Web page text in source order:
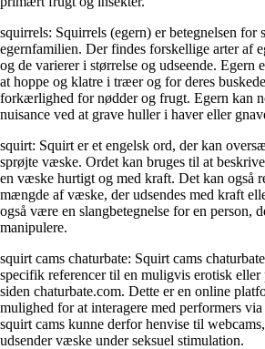
squirrels: Squirrels (egern) er betegnelsen for
egernfamilien. Der findes forskellige arter af
og de varierer i størrelse og udseende. Egern
at hoppe og klatre i træer og for deres
forkærlighed for nødder og frugt. Egern kan
nuisance ved at grave huller i haver eller
squirt: Squirt er et engelsk ord, der kan
sprøjte væske. Ordet kan bruges til at
en væske hurtigt og med kraft. Det kan også
mængde af væske, der udsendes med kraft
også være en slangbetegnelse for en person,
manipulere.
squirt cams chaturbate: Squirt cams
specifik referencer til en muligvis erotisk
siden chaturbate.com. Dette er en online
mulighed for at interagere med performers
squirt cams kunne derfor henvise til
udsender væske under seksuel stimulation.